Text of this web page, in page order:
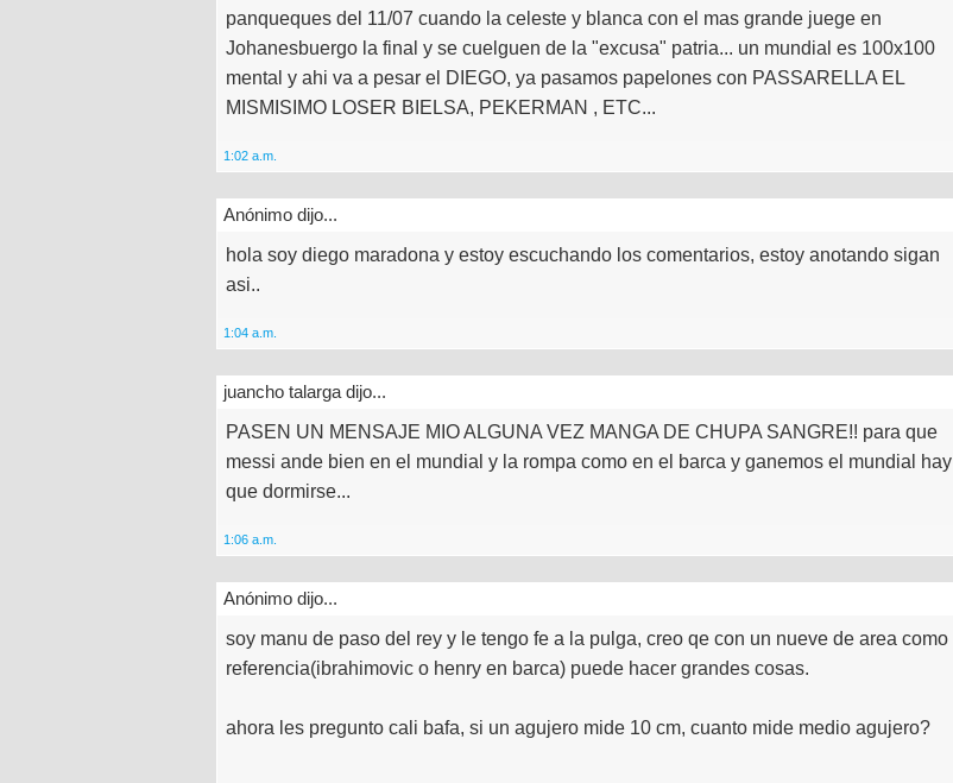
panqueques del 11/07 cuando la celeste y blanca con el mas grande juege en
Johanesbuergo la final y se cuelguen de la "excusa" patria... un mundial es 100x100
mental y ahi va a pesar el DIEGO, ya pasamos papelones con PASSARELLA EL
MISMISIMO LOSER BIELSA, PEKERMAN , ETC...
1:02 a.m.
Anónimo dijo...
hola soy diego maradona y estoy escuchando los comentarios, estoy anotando sigan
asi..
1:04 a.m.
juancho talarga dijo...
PASEN UN MENSAJE MIO ALGUNA VEZ MANGA DE CHUPA SANGRE!! para que
messi ande bien en el mundial y la rompa como en el barca y ganemos el mundial hay
que dormirse...
1:06 a.m.
Anónimo dijo...
soy manu de paso del rey y le tengo fe a la pulga, creo qe con un nueve de area como
referencia(ibrahimovic o henry en barca) puede hacer grandes cosas.
ahora les pregunto cali bafa, si un agujero mide 10 cm, cuanto mide medio agujero?